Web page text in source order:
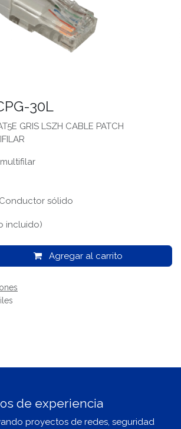
30L
GRIS LSZH CABLE PATCH
sólido
incluido)
Agregar al carrito
de experiencia
proyectos de redes, seguridad